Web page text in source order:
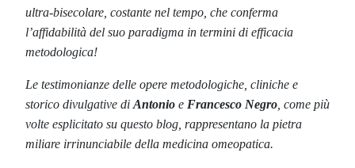
ultra-bisecolare, costante nel tempo, che conferma
l’affidabilità del suo paradigma in termini di efficacia
metodologica!
Le testimonianze delle opere metodologiche, cliniche e
storico divulgative di Antonio e Francesco Negro , come più
volte esplicitato su questo blog, rappresentano la pietra
miliare irrinunciabile della medicina omeopatica.